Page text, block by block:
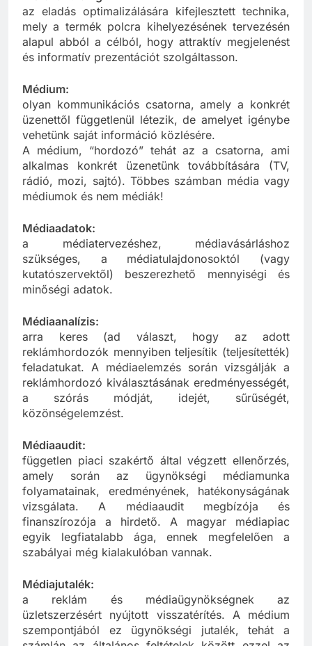
Merchandising:
az eladás optimalizálására kifejlesztett technika,
mely a termék polcra kihelyezésének tervezésén
alapul abból a célból, hogy attraktív megjelenést
Médium:
olyan kommunikációs csatorna, amely a konkrét
üzenettől függetlenül létezik, de amelyet igénybe
vehetünk saját információ közlésére.
A médium, “hordozó” tehát az a csatorna, ami
alkalmas konkrét üzenetünk továbbítására (TV,
rádió, mozi, sajtó). Többes számban média vagy
Médiaadatok:
a médiatervezéshez, médiavásárláshoz
szükséges, a médiatulajdonosoktól (vagy
kutatószervektől) beszerezhető mennyiségi és
Médiaanalízis:
arra keres (ad választ, hogy az adott
reklámhordozók mennyiben teljesítik (teljesítették)
feladatukat. A médiaelemzés során vizsgálják a
reklámhordozó kiválasztásának eredményességét,
a szórás módját, idejét, sűrűségét,
Médiaaudit:
független piaci szakértő által végzett ellenőrzés,
amely során az ügynökségi médiamunka
folyamatainak, eredményének, hatékonyságának
vizsgálata. A médiaaudit megbízója és
finanszírozója a hirdető. A magyar médiapiac
egyik legfiatalabb ága, ennek megfelelően a
Médiajutalék:
a reklám és médiaügynökségnek az
üzletszerzésért nyújtott visszatérítés. A médium
szempontjából ez ügynökségi jutalék, tehát a